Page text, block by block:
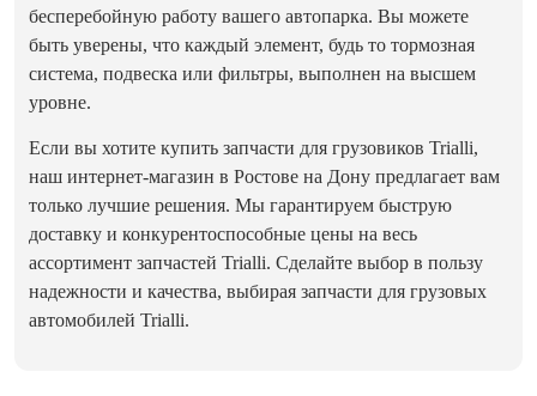
бесперебойную работу вашего автопарка. Вы можете
быть уверены, что каждый элемент, будь то тормозная
система, подвеска или фильтры, выполнен на высшем
уровне.
Если вы хотите купить запчасти для грузовиков Trialli,
наш интернет-магазин в Ростове на Дону предлагает вам
только лучшие решения. Мы гарантируем быструю
доставку и конкурентоспособные цены на весь
ассортимент запчастей Trialli. Сделайте выбор в пользу
надежности и качества, выбирая запчасти для грузовых
автомобилей Trialli.